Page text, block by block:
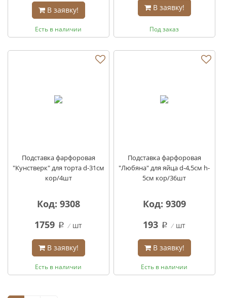
В заявку!
Есть в наличии
В заявку!
Под заказ
Подставка фарфоровая
"Кунстверк" для торта d-31см
кор/4шт
Код: 9308
1759 q шт
В заявку!
Есть в наличии
Подставка фарфоровая
"Любяна" для яйца d-4,5см h-
5см кор/36шт
Код: 9309
193 q шт
В заявку!
Есть в наличии